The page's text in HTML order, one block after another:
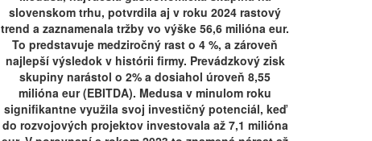
slovenskom trhu, potvrdila aj v roku 2024 rastový
trend a zaznamenala tržby vo výške 56,6 milióna eur.
To predstavuje medziročný rast o 4 %, a zároveň
najlepší výsledok v histórii firmy. Prevádzkový zisk
skupiny narástol o 2% a dosiahol úroveň 8,55
milióna eur (EBITDA). Medusa v minulom roku
signifikantne využila svoj investičný potenciál, keď
do rozvojových projektov investovala až 7,1 milióna